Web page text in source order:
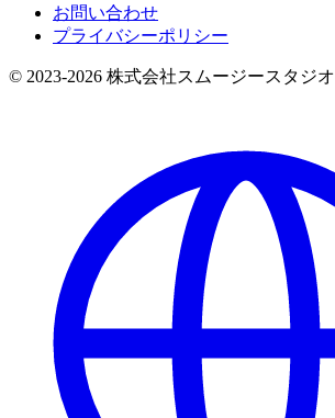
お問い合わせ
プライバシーポリシー
© 2023-2026 株式会社スムージースタジオ